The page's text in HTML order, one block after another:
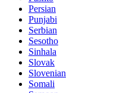
Persian
Punjabi
Serbian
Sesotho
Sinhala
Slovak
Slovenian
Somali